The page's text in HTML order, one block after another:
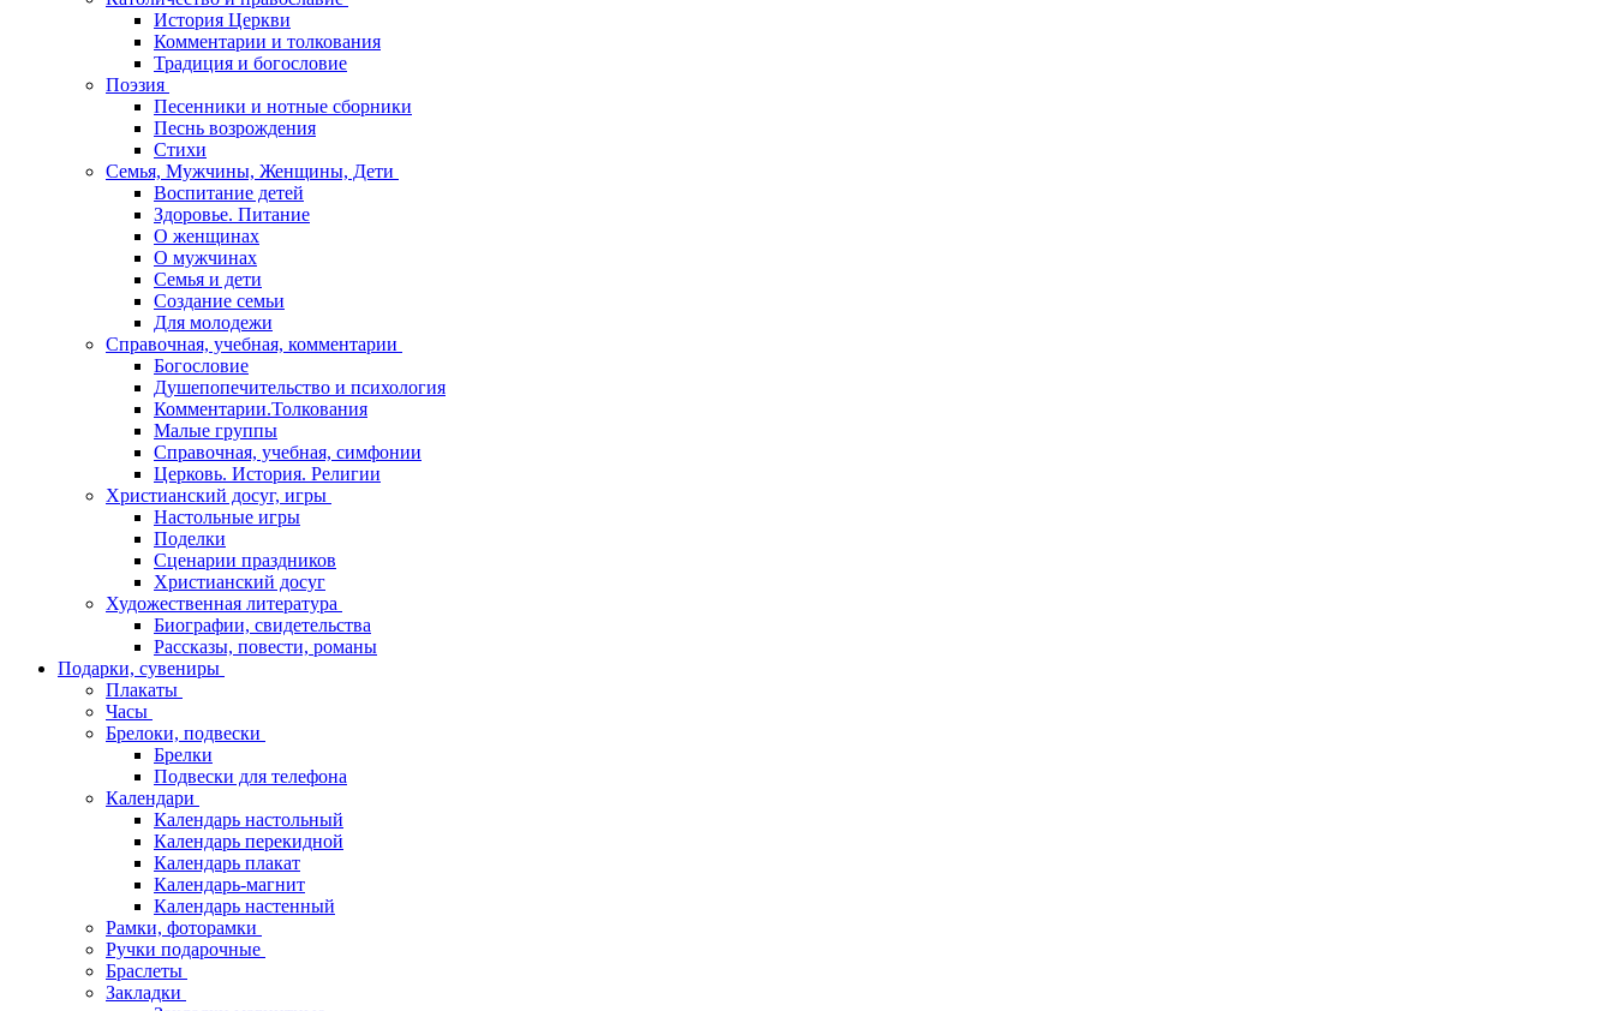
История Церкви
Комментарии и толкования
Традиция и богословие
Поэзия
Песенники и нотные сборники
Песнь возрождения
Стихи
Семья, Мужчины, Женщины, Дети
Воспитание детей
Здоровье. Питание
О женщинах
О мужчинах
Семья и дети
Создание семьи
Для молодежи
Справочная, учебная, комментарии
Богословие
Душепопечительство и психология
Комментарии.Толкования
Малые группы
Справочная, учебная, симфонии
Церковь. История. Религии
Христианский досуг, игры
Настольные игры
Поделки
Сценарии праздников
Христианский досуг
Художественная литература
Биографии, свидетельства
Рассказы, повести, романы
Подарки, сувениры
Плакаты
Часы
Брелоки, подвески
Брелки
Подвески для телефона
Календари
Календарь настольный
Календарь перекидной
Календарь плакат
Календарь-магнит
Календарь настенный
Рамки, фоторамки
Ручки подарочные
Браслеты
Закладки